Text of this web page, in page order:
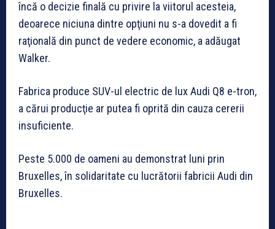
încă o decizie finală cu privire la viitorul acesteia,
deoarece niciuna dintre opţiuni nu s-a dovedit a fi
raţională din punct de vedere economic, a adăugat
Walker.
Fabrica produce SUV-ul electric de lux Audi Q8 e-tron,
a cărui producţie ar putea fi oprită din cauza cererii
insuficiente.
Peste 5.000 de oameni au demonstrat luni prin
Bruxelles, în solidaritate cu lucrătorii fabricii Audi din
Bruxelles.